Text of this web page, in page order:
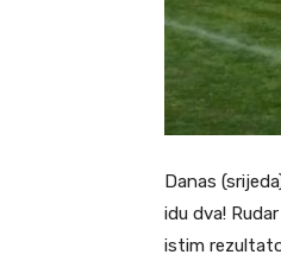
Danas
idu dva!
istim